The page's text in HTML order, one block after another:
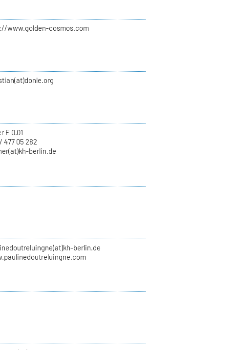
www.golden-cosmos.com
E 0.01
477 05 282
berlin.de
berlin.de